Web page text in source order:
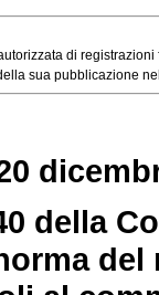
di registrazioni
sua pubblicazione
della
del